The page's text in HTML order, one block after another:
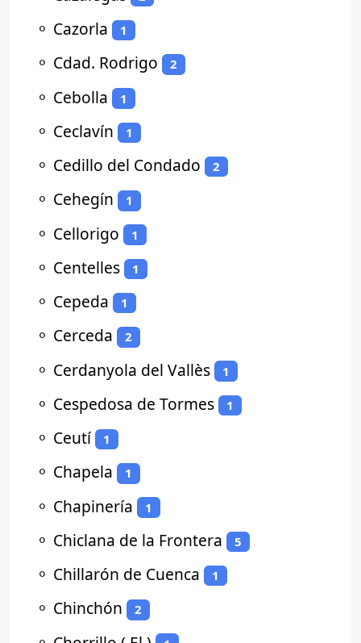
⚬ Cazorla 1
⚬ Cdad. Rodrigo 2
⚬ Cebolla 1
⚬ Ceclavín 1
⚬ Cedillo del Condado 2
⚬ Cehegín 1
⚬ Cellorigo 1
⚬ Centelles 1
⚬ Cepeda 1
⚬ Cerceda 2
⚬ Cerdanyola del Vallès 1
⚬ Cespedosa de Tormes 1
⚬ Ceutí 1
⚬ Chapela 1
⚬ Chapinería 1
⚬ Chiclana de la Frontera 5
⚬ Chillarón de Cuenca 1
⚬ Chinchón 2